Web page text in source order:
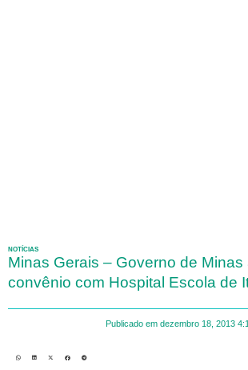
NOTÍCIAS
Minas Gerais – Governo de Minas
convênio com Hospital Escola de
Publicado em dezembro 18, 2013